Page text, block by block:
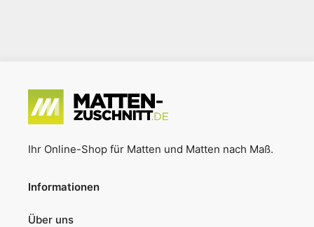
Ihr Online-Shop für Matten und Matten nach Maß.
Informationen
Über uns